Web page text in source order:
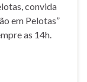
convida
em Pelotas”
as 14h.